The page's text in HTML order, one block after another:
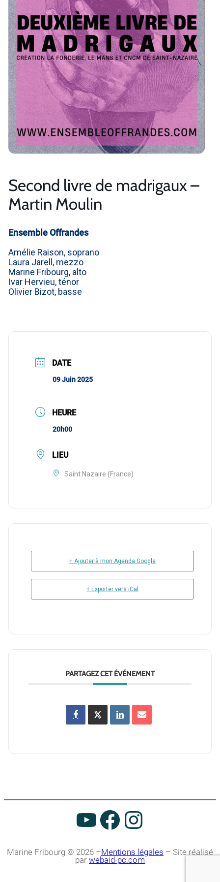
Second livre de madrigaux –
Martin Moulin
Ensemble Offrandes
Amélie Raison, soprano
Laura Jarell, mezzo
Marine Fribourg, alto
Ivar Hervieu, ténor
Olivier Bizot, basse
DATE
09 Juin 2025
HEURE
20h00
LIEU
Saint Nazaire (France)
+ Ajouter à mon Agenda Google
+ Exporter vers iCal
PARTAGEZ CET ÉVÉNEMENT
Marine Fribourg © 2026 –Mentions légales – Site réalisé
par webaid-pc.com